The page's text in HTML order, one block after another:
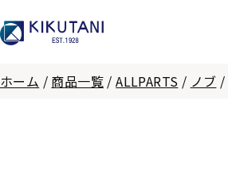
ホーム / 商品一覧 /ALLPARTS / ノブ /